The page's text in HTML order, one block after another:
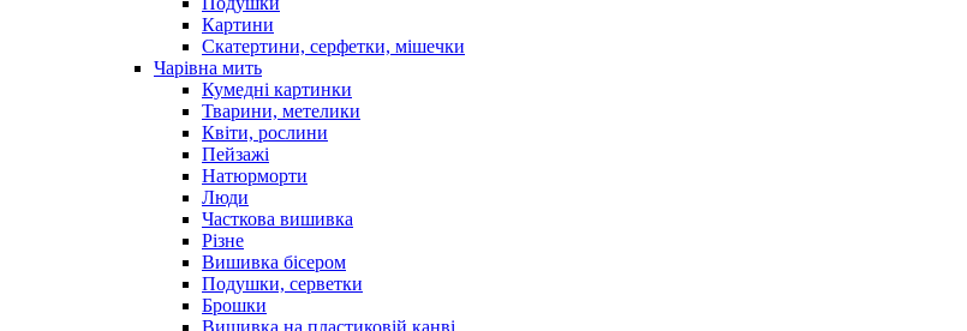
Картини
Скатертини, серфетки, мішечки
Чарiвна мить
Кумедні картинки
Тварини, метелики
Квіти, рослини
Пейзажі
Натюрморти
Люди
Часткова вишивка
Різне
Вишивка бісером
Подушки, серветки
Брошки
Вишивка на пластиковій канві